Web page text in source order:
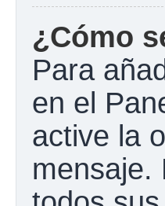
¿Cómo
Para
en el
active la
mensaje.